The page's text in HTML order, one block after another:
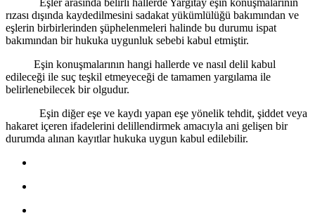
rızası dışında kaydedilmesini sadakat yükümlülüğü bakımından ve
eşlerin birbirlerinden şüphelenmeleri halinde bu durumu ispat
bakımından bir hukuka uygunluk sebebi kabul etmiştir.
Eşin konuşmalarının hangi hallerde ve nasıl delil kabul
edileceği ile suç teşkil etmeyeceği de tamamen yargılama ile
belirlenebilecek bir olgudur.
Eşin diğer eşe ve kaydı yapan eşe yönelik tehdit, şiddet veya
hakaret içeren ifadelerini delillendirmek amacıyla ani gelişen bir
durumda alınan kayıtlar hukuka uygun kabul edilebilir.